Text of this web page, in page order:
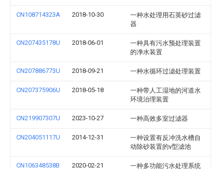
CN108714323A 2018-10-30
一种水处理用石英砂过滤
器
CN207435178U 2018-06-01
一种具有污水预处理装置
的净水装置
CN207886773U 2018-09-21 一种水循环过滤处理装置
CN207375906U 2018-05-18
一种带人工湿地的河道水
环境治理装置
CN219907307U 2023-10-27 一种高效多室过滤器
CN204051117U 2014-12-31
一种设置有反冲洗水槽自
动除砂装置的v型滤池
CN106348538B 2020-02-21 一种多功能污水处理系统